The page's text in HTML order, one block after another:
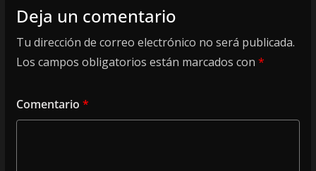
Deja un comentario
Tu dirección de correo electrónico no será publicada.
Los campos obligatorios están marcados con *
Comentario *